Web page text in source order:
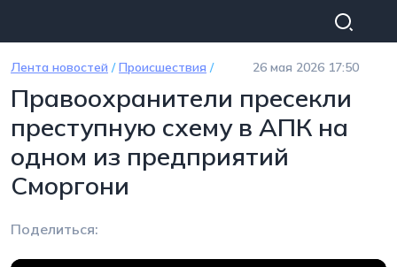
Лента новостей /Происшествия / 26 мая 2026 17:50
Правоохранители пресекли
преступную схему в АПК на
одном из предприятий
Сморгони
Поделиться: